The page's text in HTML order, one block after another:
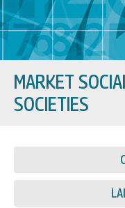
MARKET
SOCIETIES